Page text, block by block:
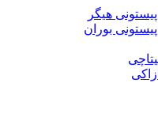
هیگر
بوران